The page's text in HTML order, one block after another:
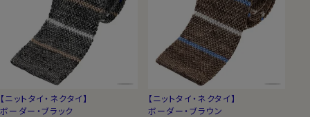
【ニットタイ・ネクタイ】
ボーダー・ブラック
【ニットタイ・ネクタイ】
ボーダー・ブラウン